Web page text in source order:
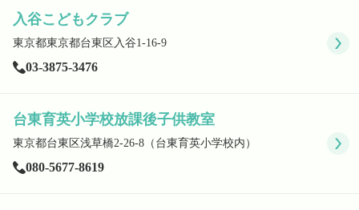
入谷こどもクラブ
東京都東京都台東区入谷1-16-9
03-3875-3476
台東育英小学校放課後子供教室
東京都台東区浅草橋2-26-8（台東育英小学校内）
080-5677-8619